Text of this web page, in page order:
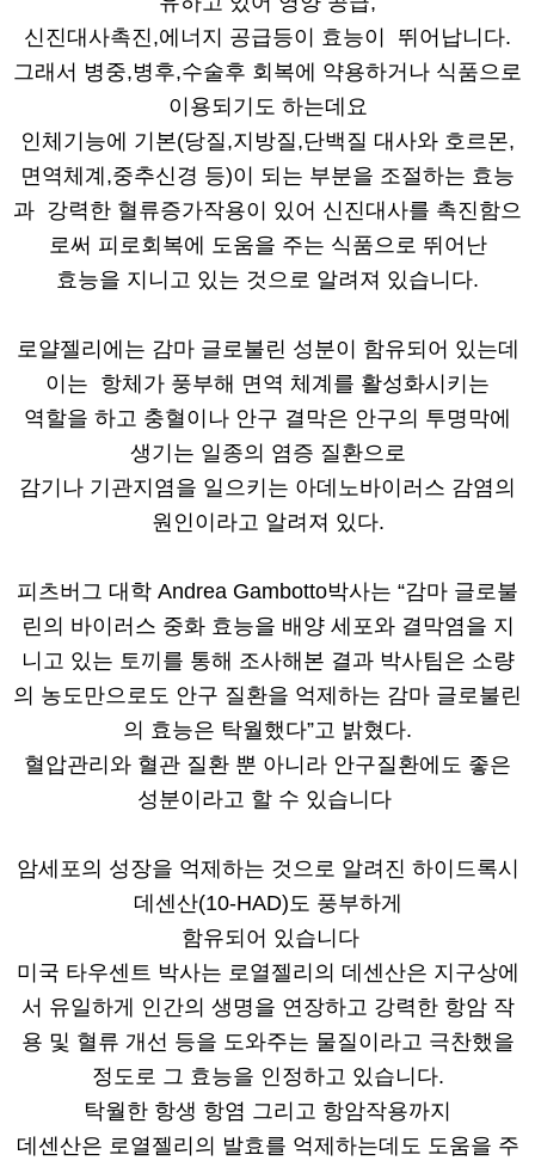
신진대사촉진,에너지 공급등이 효능이 뛰어납니다.
그래서 병중,병후,수술후 회복에 약용하거나 식품으로
이용되기도 하는데요
인체기능에 기본(당질,지방질,단백질 대사와 호르몬,
면역체계,중추신경 등)이 되는 부분을 조절하는 효능
과 강력한 혈류증가작용이 있어 신진대사를 촉진함으
로써 피로회복에 도움을 주는 식품으로 뛰어난
효능을 지니고 있는 것으로 알려져 있습니다.
로얄젤리에는 감마 글로불린 성분이 함유되어 있는데
이는 항체가 풍부해 면역 체계를 활성화시키는
역할을 하고 충혈이나 안구 결막은 안구의 투명막에
생기는 일종의 염증 질환으로
감기나 기관지염을 일으키는 아데노바이러스 감염의
원인이라고 알려져 있다.
피츠버그 대학 Andrea Gambotto박사는 “감마 글로불
린의 바이러스 중화 효능을 배양 세포와 결막염을 지
니고 있는 토끼를 통해 조사해본 결과 박사팀은 소량
의 농도만으로도 안구 질환을 억제하는 감마 글로불린
의 효능은 탁월했다”고 밝혔다.
혈압관리와 혈관 질환 뿐 아니라 안구질환에도 좋은
성분이라고 할 수 있습니다
암세포의 성장을 억제하는 것으로 알려진 하이드록시
데센산(10-HAD)도 풍부하게
함유되어 있습니다
미국 타우센트 박사는 로열젤리의 데센산은 지구상에
서 유일하게 인간의 생명을 연장하고 강력한 항암 작
용 및 혈류 개선 등을 도와주는 물질이라고 극찬했을
정도로 그 효능을 인정하고 있습니다.
탁월한 항생 항염 그리고 항암작용까지
데센산은 로열젤리의 발효를 억제하는데도 도움을 주